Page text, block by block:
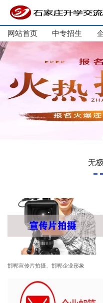
网站首页 中专招生
无
邯郸宣传片拍摄、邯郸企业形象